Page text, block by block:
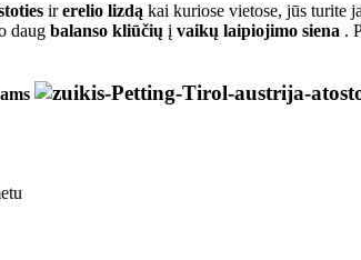
irerelio lizdą kai kuriose vietose, jūs turite
daug balanso kliūčių į vaikų laipiojimo siena .